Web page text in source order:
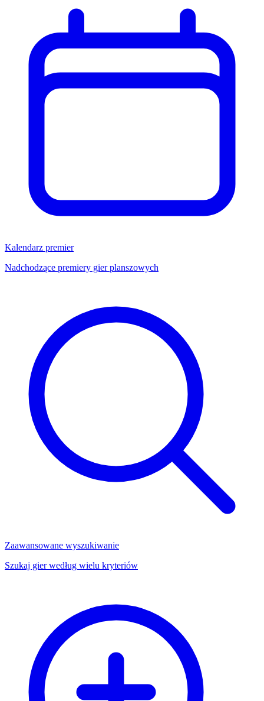
Kalendarz premier
Nadchodzące premiery gier planszowych
Zaawansowane wyszukiwanie
Szukaj gier według wielu kryteriów